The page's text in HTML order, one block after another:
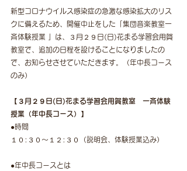
新型コロナウイルス感染症の急激な感染拡大のリス
クに備えるため、開催中止をした「集団音楽教室一
斉体験授業 」は​、３月２９日(日)花まる学習会用賀
教室で、追加の日程を設けることになりましたの
で、お知らせさせていただきます。（年中長コース
のみ）
【３月２９日(日)花まる学習会用賀教室　一斉体験
授業（年中長コース）】
●時間
１０:３０～１２:３０（説明会、体験授業込み）
●年中長コースとは